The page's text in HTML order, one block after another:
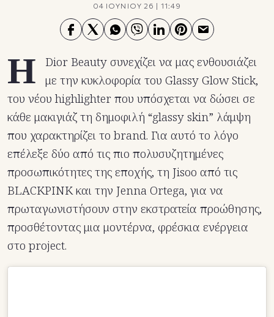
04 ΙΟΥΝΙΟΥ 26 | 11:49
Η
Dior Beauty συνεχίζει να μας ενθουσιάζει
με την κυκλοφορία του Glassy Glow Stick,
του νέου highlighter που υπόσχεται να δώσει σε
κάθε μακιγιάζ τη δημοφιλή “glassy skin” λάμψη
που χαρακτηρίζει το brand. Για αυτό το λόγο
επέλεξε δύο από τις πιο πολυσυζητημένες
προσωπικότητες της εποχής, τη Jisoo από τις
BLACKPINK και την Jenna Ortega, για να
πρωταγωνιστήσουν στην εκστρατεία προώθησης,
προσθέτοντας μια μοντέρνα, φρέσκια ενέργεια
στο project.